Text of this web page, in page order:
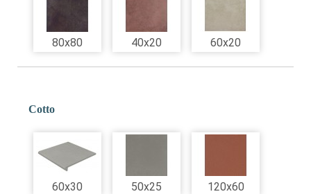
80x80 40x20 60x20
Cotto
60x30 50x25 120x60